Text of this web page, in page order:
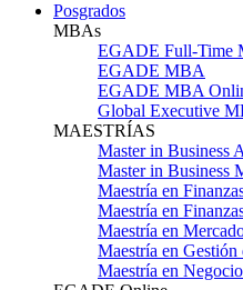
Posgrados
MBAs
EGADE Full-Time
EGADE MBA
EGADE MBA
Global Executive
MAESTRÍAS
Master in Business
Master in Business
Maestría en
Maestría en
Maestría en
Maestría en
Maestría en